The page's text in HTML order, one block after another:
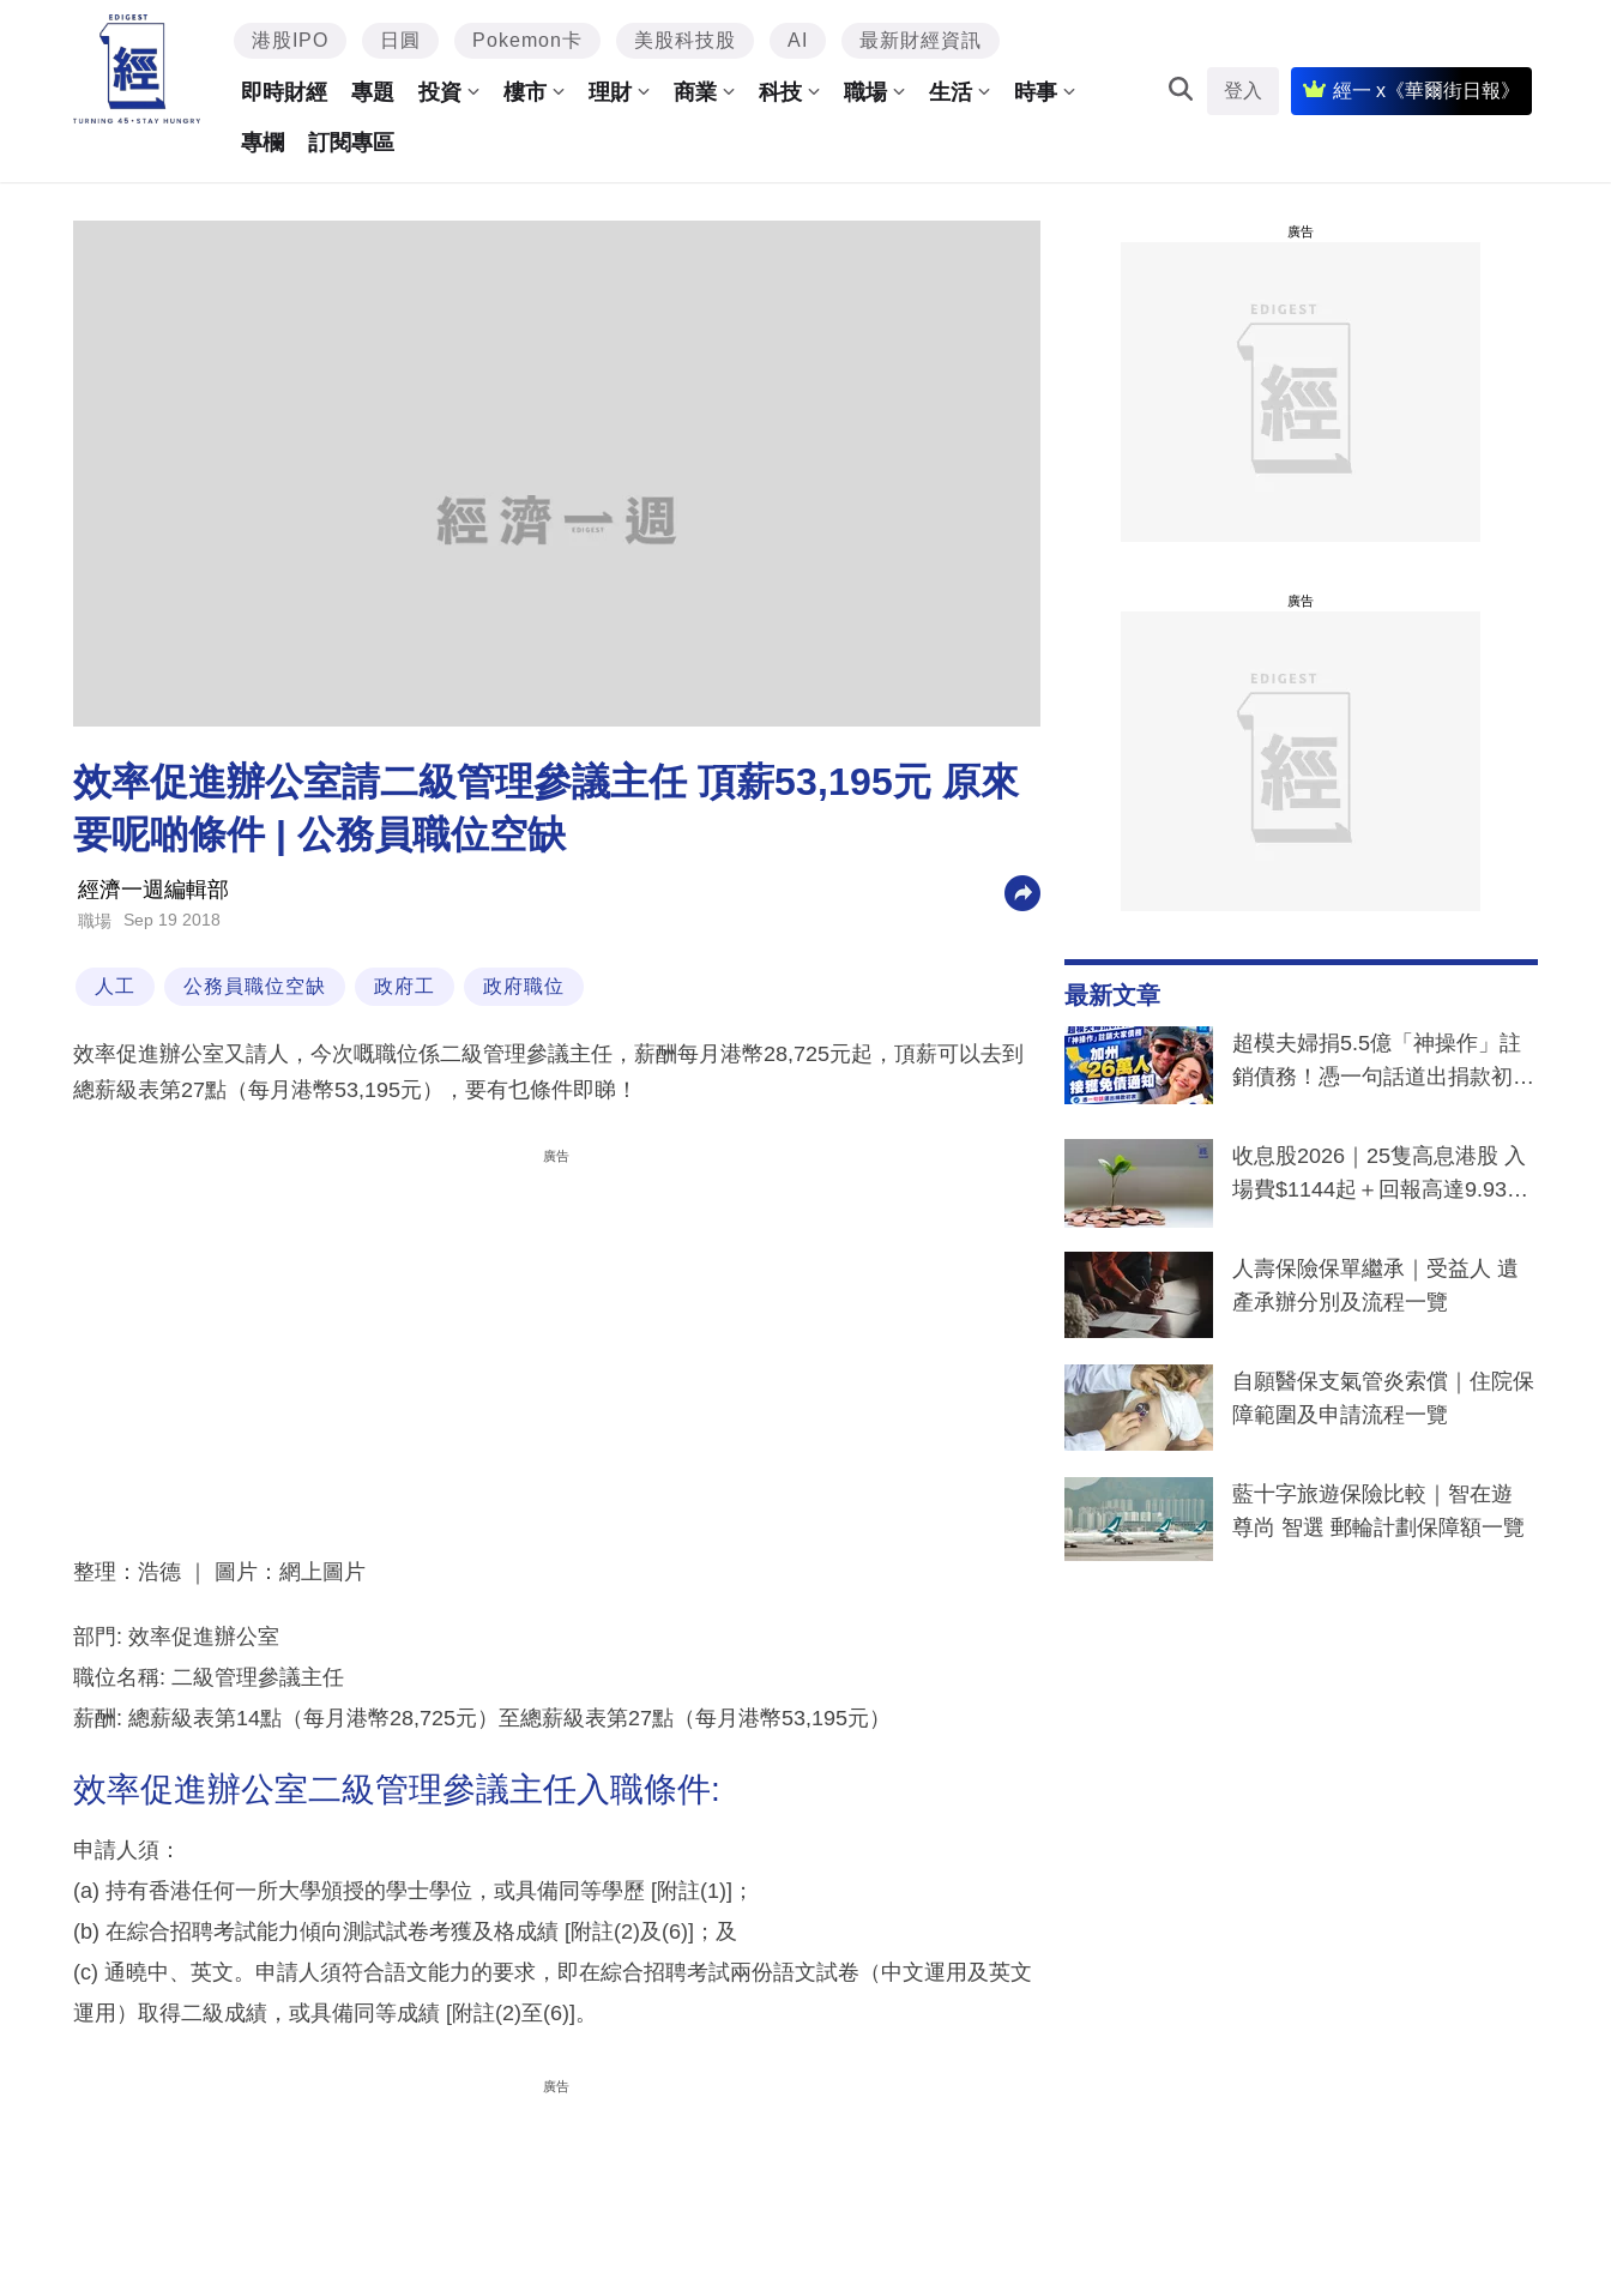
港股IPO 日圓 Pokemon卡 美股科技股 AI 最新財經資訊
即時財經 專題 投資 樓市 理財 商業 科技 職場 生活 時事
專欄 訂閱專區
登入 經一 x《華爾街日報》
效率促進辦公室請二級管理參議主任 頂薪53,195元 原來
要呢啲條件 | 公務員職位空缺
經濟一週編輯部
職場 Sep 19 2018
人工 公務員職位空缺 政府工 政府職位
效率促進辦公室又請人，今次嘅職位係二級管理參議主任，薪酬每月港幣28,725元起，頂薪可以去到
總薪級表第27點（每月港幣53,195元），要有乜條件即睇！
廣告
整理：浩德 ｜ 圖片：網上圖片
部門: 效率促進辦公室
職位名稱: 二級管理參議主任
薪酬: 總薪級表第14點（每月港幣28,725元）至總薪級表第27點（每月港幣53,195元）
效率促進辦公室二級管理參議主任入職條件:
申請人須：
(a) 持有香港任何一所大學頒授的學士學位，或具備同等學歷 [附註(1)]；
(b) 在綜合招聘考試能力傾向測試試卷考獲及格成績 [附註(2)及(6)]；及
(c) 通曉中、英文。申請人須符合語文能力的要求，即在綜合招聘考試兩份語文試卷（中文運用及英文
運用）取得二級成績，或具備同等成績 [附註(2)至(6)]。
廣告
廣告
廣告
最新文章
超模夫婦捐5.5億「神操作」註
銷債務！憑一句話道出捐款初
一度被誤當詐騙手段
收息股2026｜25隻高息港股 入
場費$1144起＋回報高達9.93
人壽保險保單繼承｜受益人 遺
產承辦分別及流程一覽
自願醫保支氣管炎索償｜住院保
障範圍及申請流程一覽
藍十字旅遊保險比較｜智在遊
尊尚 智選 郵輪計劃保障額一覽